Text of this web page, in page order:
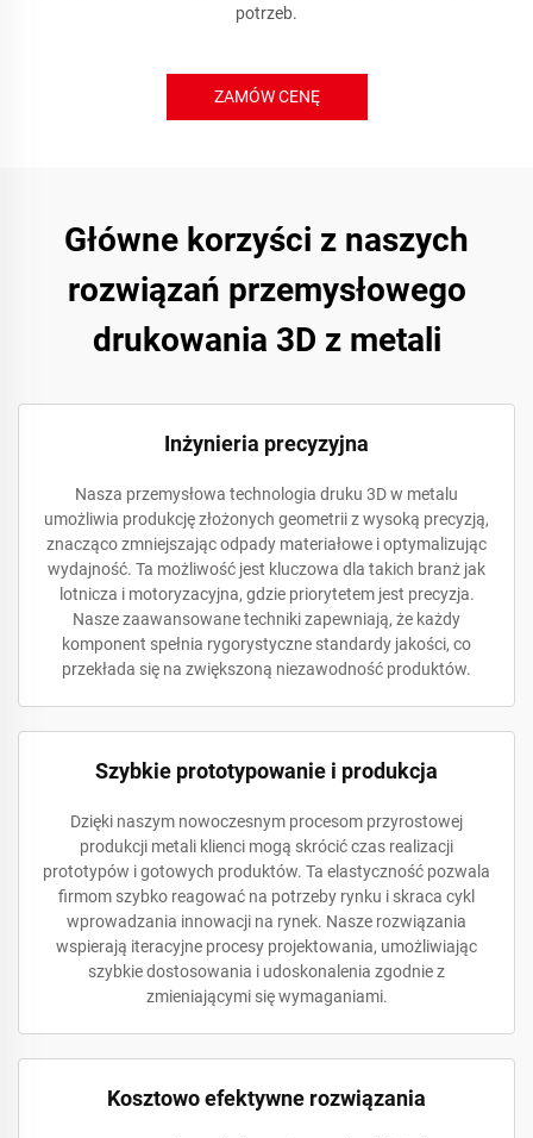
potrzeb.
ZAMÓW CENĘ
Główne korzyści z naszych
rozwiązań przemysłowego
drukowania 3D z metali
Inżynieria precyzyjna
Nasza przemysłowa technologia druku 3D w metalu
umożliwia produkcję złożonych geometrii z wysoką precyzją,
znacząco zmniejszając odpady materiałowe i optymalizując
wydajność. Ta możliwość jest kluczowa dla takich branż jak
lotnicza i motoryzacyjna, gdzie priorytetem jest precyzja.
Nasze zaawansowane techniki zapewniają, że każdy
komponent spełnia rygorystyczne standardy jakości, co
przekłada się na zwiększoną niezawodność produktów.
Szybkie prototypowanie i produkcja
Dzięki naszym nowoczesnym procesom przyrostowej
produkcji metali klienci mogą skrócić czas realizacji
prototypów i gotowych produktów. Ta elastyczność pozwala
firmom szybko reagować na potrzeby rynku i skraca cykl
wprowadzania innowacji na rynek. Nasze rozwiązania
wspierają iteracyjne procesy projektowania, umożliwiając
szybkie dostosowania i udoskonalenia zgodnie z
zmieniającymi się wymaganiami.
Kosztowo efektywne rozwiązania